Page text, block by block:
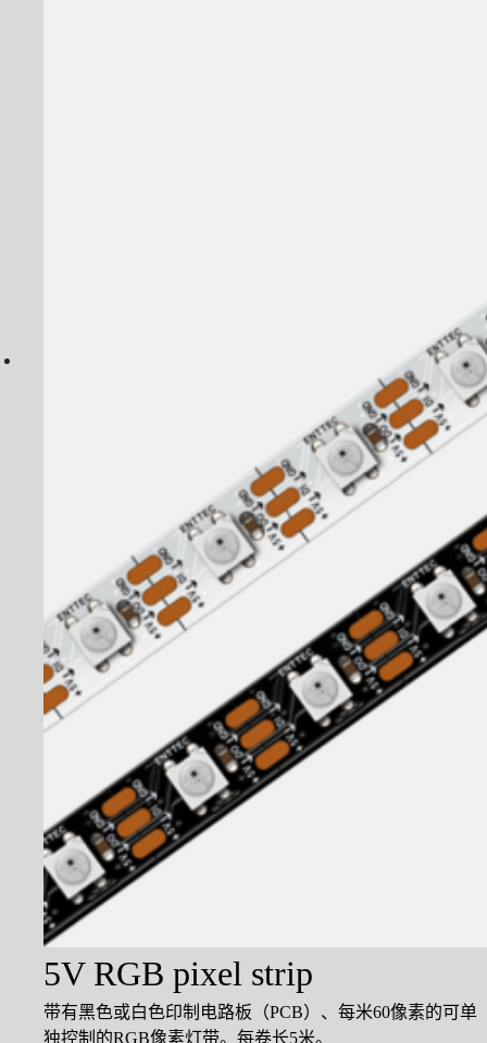
5V RGB pixel strip
带有黑色或白色印制电路板（PCB）、每米60像素的可单
独控制的RGB像素灯带。每卷长5米。